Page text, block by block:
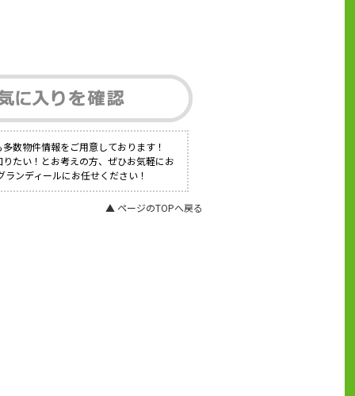
数物件情報をご用意しております！
たい！とお考えの方、ぜひお気軽にお
ンディールにお任せください！
▲ ページのTOPへ戻る